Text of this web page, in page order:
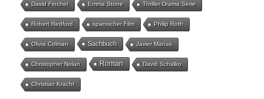
David Fincher Emma Stone Thriller-Drama Serie
Robert Redford spanischer Film Philip Roth
Olivia Colman Sachbuch Javier Marías
Christopher Nolan Roman David Schalko
Christian Kracht